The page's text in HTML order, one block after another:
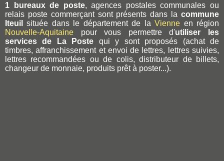
1 bureaux de poste, agences postales communales ou
relais poste commerçant sont présents dans la commune
Iteuil
située dans le département de laVienne en région
Nouvelle-Aquitaine pour vous permettre d'utiliser les
services de La Poste qui y sont proposés (achat de
timbres, affranchissement et envoi de lettres, lettres suivies,
lettres recommandées ou de colis, distributeur de billets,
changeur de monnaie, produits prêt à poster...).